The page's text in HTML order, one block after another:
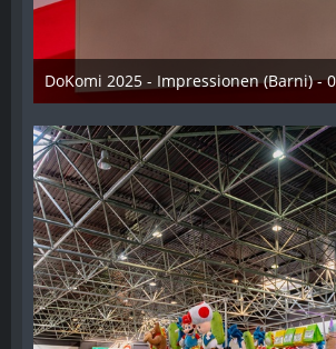
DoKomi 2025 - Impressionen (Barni) -
16. Juli 2025